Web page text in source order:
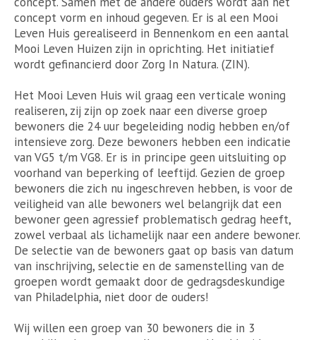
concept vorm en inhoud gegeven. Er is al een Mooi
Leven Huis gerealiseerd in Bennenkom en een aantal
Mooi Leven Huizen zijn in oprichting. Het initiatief
wordt gefinancierd door Zorg In Natura. (ZIN).
Het Mooi Leven Huis wil graag een verticale woning
realiseren, zij zijn op zoek naar een diverse groep
bewoners die 24 uur begeleiding nodig hebben en/of
intensieve zorg. Deze bewoners hebben een indicatie
van VG5 t/m VG8. Er is in principe geen uitsluiting op
voorhand van beperking of leeftijd. Gezien de groep
bewoners die zich nu ingeschreven hebben, is voor de
veiligheid van alle bewoners wel belangrijk dat een
bewoner geen agressief problematisch gedrag heeft,
zowel verbaal als lichamelijk naar een andere bewoner.
De selectie van de bewoners gaat op basis van datum
van inschrijving, selectie en de samenstelling van de
groepen wordt gemaakt door de gedragsdeskundige
van Philadelphia, niet door de ouders!
Wij willen een groep van 30 bewoners die in 3